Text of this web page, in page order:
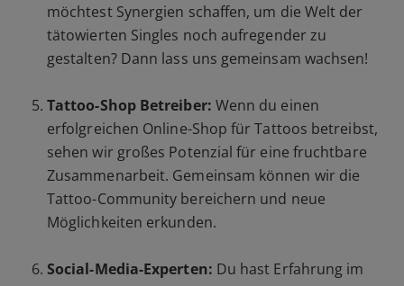
möchtest Synergien schaffen, um die Welt der
tätowierten Singles noch aufregender zu
gestalten? Dann lass uns gemeinsam wachsen!
Tattoo-Shop Betreiber: Wenn du einen
erfolgreichen Online-Shop für Tattoos betreibst,
sehen wir großes Potenzial für eine fruchtbare
Zusammenarbeit. Gemeinsam können wir die
Tattoo-Community bereichern und neue
Möglichkeiten erkunden.
Social-Media-Experten: Du hast Erfahrung im